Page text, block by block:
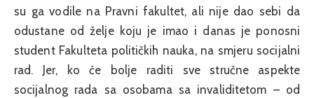
su ga vodile na Pravni fakultet, ali nije dao sebi da
odustane od želje koju je imao i danas je ponosni
student Fakulteta političkih nauka, na smjeru socijalni
rad. Jer, ko će bolje raditi sve stručne aspekte
socijalnog rada sa osobama sa invaliditetom – od